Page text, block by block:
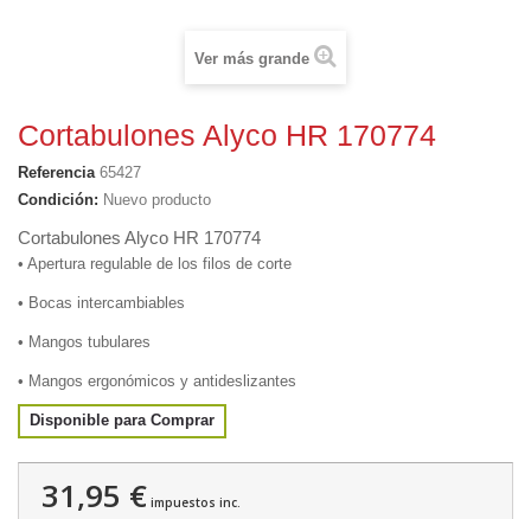
Ver más grande
Cortabulones Alyco HR 170774
Referencia 65427
Condición: Nuevo producto
Cortabulones Alyco HR 170774
• Apertura regulable de los filos de corte
• Bocas intercambiables
• Mangos tubulares
• Mangos ergonómicos y antideslizantes
Disponible para Comprar
31,95 € impuestos inc.